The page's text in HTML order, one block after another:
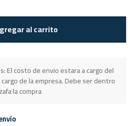
al carrito
El costo de envio estara a cargo del
de la empresa. Debe ser dentro
la compra